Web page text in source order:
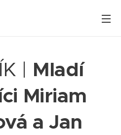
| Mladí
Miriam
a Jan